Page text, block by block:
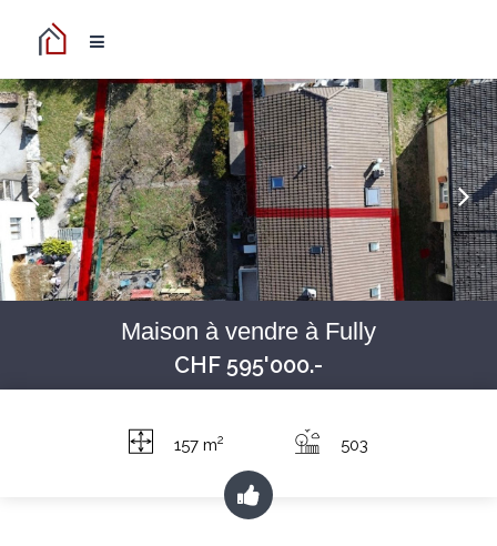
Maison à vendre à Fully
CHF 595'000.-
157 m2 503